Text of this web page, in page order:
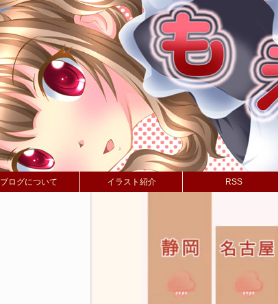
ブログについて イラスト紹介 RSS